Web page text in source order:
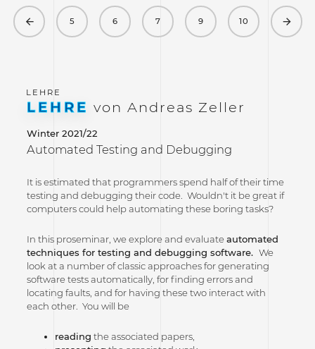
Previous
5 6 7 9 10 Next
LEHRE von Andreas Zeller
Winter 2021/22
Automated Testing and Debugging
It is estimated that programmers spend half of their time
testing and debugging their code. Wouldn't it be great if
computers could help automating these boring tasks?
In this proseminar, we explore and evaluateautomated
techniques for testing and debugging software. We
look at a number of classic approaches for generating
software tests automatically, for finding errors and
locating faults, and for having these two interact with
each other. You will be
reading the associated papers,